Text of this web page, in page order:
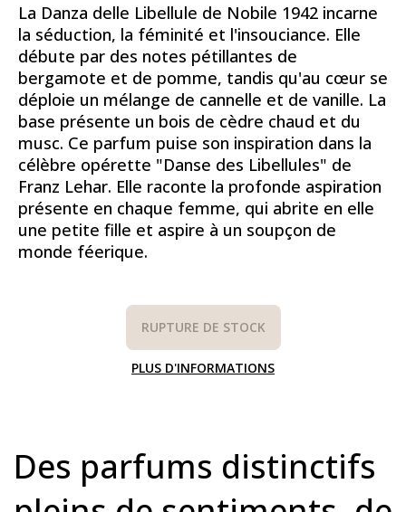
La Danza delle Libellule de Nobile 1942 incarne
la séduction, la féminité et l'insouciance. Elle
débute par des notes pétillantes de
bergamote et de pomme, tandis qu'au cœur se
déploie un mélange de cannelle et de vanille. La
base présente un bois de cèdre chaud et du
musc. Ce parfum puise son inspiration dans la
célèbre opérette "Danse des Libellules" de
Franz Lehar. Elle raconte la profonde aspiration
présente en chaque femme, qui abrite en elle
une petite fille et aspire à un soupçon de
monde féerique.
RUPTURE DE STOCK
PLUS D'INFORMATIONS
Des parfums distinctifs